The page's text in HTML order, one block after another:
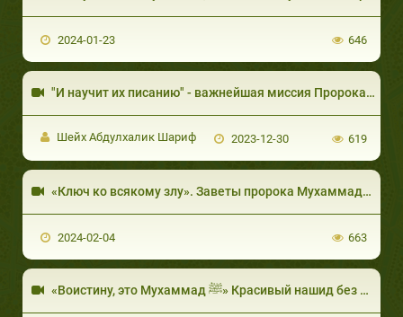
2024-01-23 646
Шейх Абдулхалик Шариф 2023-12-30 619
2024-02-04 663
«Воистину, это Мухаммад ﷺ» Красивый нашид без музыки